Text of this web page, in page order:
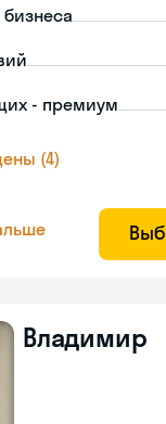
- премиум
(4)
Владимир